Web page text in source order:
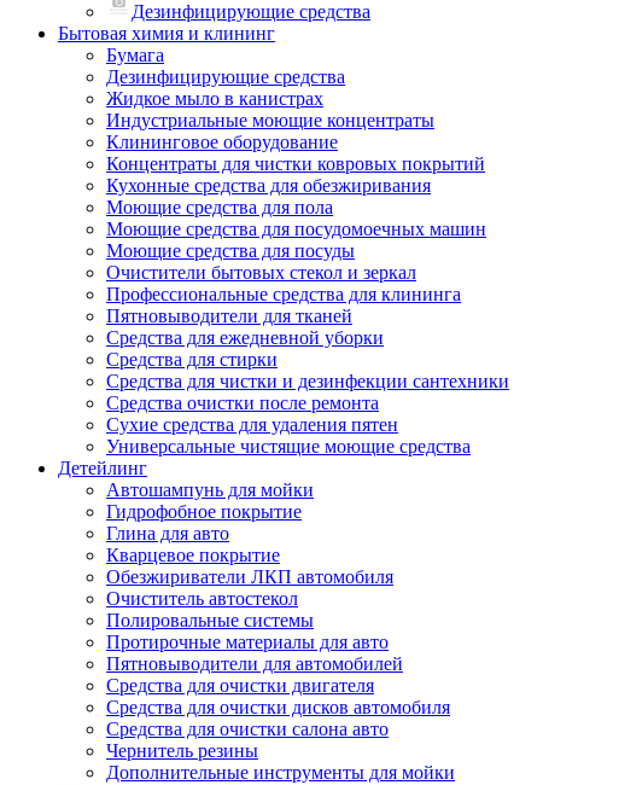
Дезинфицирующие средства
Бытовая химия и клининг
Бумага
Дезинфицирующие средства
Жидкое мыло в канистрах
Индустриальные моющие концентраты
Клининговое оборудование
Концентраты для чистки ковровых покрытий
Кухонные средства для обезжиривания
Моющие средства для пола
Моющие средства для посудомоечных машин
Моющие средства для посуды
Очистители бытовых стекол и зеркал
Профессиональные средства для клининга
Пятновыводители для тканей
Средства для ежедневной уборки
Средства для стирки
Средства для чистки и дезинфекции сантехники
Средства очистки после ремонта
Сухие средства для удаления пятен
Универсальные чистящие моющие средства
Детейлинг
Автошампунь для мойки
Гидрофобное покрытие
Глина для авто
Кварцевое покрытие
Обезжириватели ЛКП автомобиля
Очиститель автостекол
Полировальные системы
Протирочные материалы для авто
Пятновыводители для автомобилей
Средства для очистки двигателя
Средства для очистки дисков автомобиля
Средства для очистки салона авто
Чернитель резины
Дополнительные инструменты для мойки